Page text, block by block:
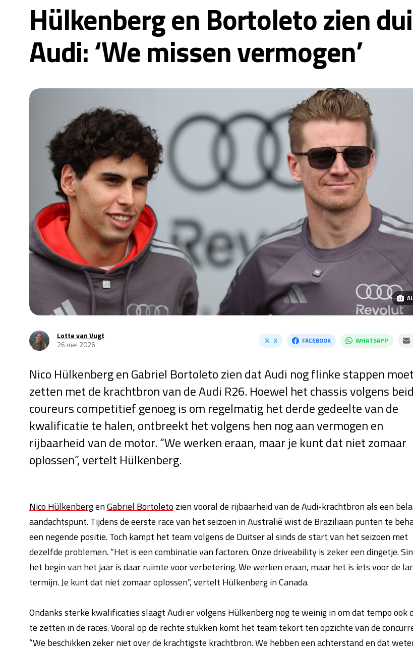
Hülkenberg en Bortoleto zien
Audi: ‘We missen vermogen’
Lotte van Vugt
26 mei 2026
X FACEBOOK WHATSAPP
Nico Hülkenberg en Gabriel Bortoleto zien dat Audi nog flinke stappen
zetten met de krachtbron van de Audi R26. Hoewel het chassis volgens
coureurs competitief genoeg is om regelmatig het derde gedeelte van de
kwalificatie te halen, ontbreekt het volgens hen nog aan vermogen en
rijbaarheid van de motor. “We werken eraan, maar je kunt dat niet zomaar
oplossen”, vertelt Hülkenberg.
Nico HülkenbergenGabriel Bortoleto zien vooral de rijbaarheid van de Audi-krachtbron als een
aandachtspunt. Tijdens de eerste race van het seizoen in Australië wist de Braziliaan punten te
een negende positie. Toch kampt het team volgens de Duitser al sinds de start van het seizoen met
dezelfde problemen. “Het is een combinatie van factoren. Onze driveability is zeker een dingetje.
het begin van het jaar is daar ruimte voor verbetering. We werken eraan, maar het is iets voor de
termijn. Je kunt dat niet zomaar oplossen”, vertelt Hülkenberg in Canada.
Ondanks sterke kwalificaties slaagt Audi er volgens Hülkenberg nog te weinig in om dat tempo ook
te zetten in de races. Vooral op de rechte stukken komt het team tekort ten opzichte van de
“We beschikken zeker niet over de krachtigste krachtbron. We hebben een achterstand en dat